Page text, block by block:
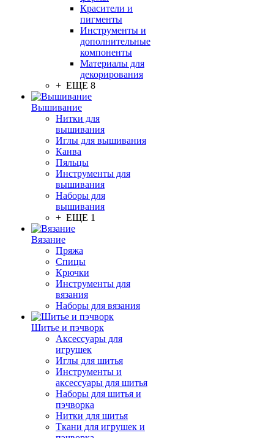
Красители и
пигменты
Инструменты и
дополнительные
компоненты
Материалы для
декорирования
+ ЕЩЕ 8
Вышивание
Нитки для
вышивания
Иглы для вышивания
Канва
Пяльцы
Инструменты для
вышивания
Наборы для
вышивания
+ ЕЩЕ 1
Вязание
Пряжа
Спицы
Крючки
Инструменты для
вязания
Наборы для вязания
Шитье и пэчворк
Аксессуары для
игрушек
Иглы для шитья
Инструменты и
аксессуары для шитья
Наборы для шитья и
пэчворка
Нитки для шитья
Ткани для игрушек и